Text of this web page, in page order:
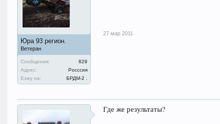
Юра 93 регион.
Ветеран
Сообщения:
829
Адрес:
Росссия
Езжу на:
БРДМ-2 .
27 мар 2011
Где же результаты?